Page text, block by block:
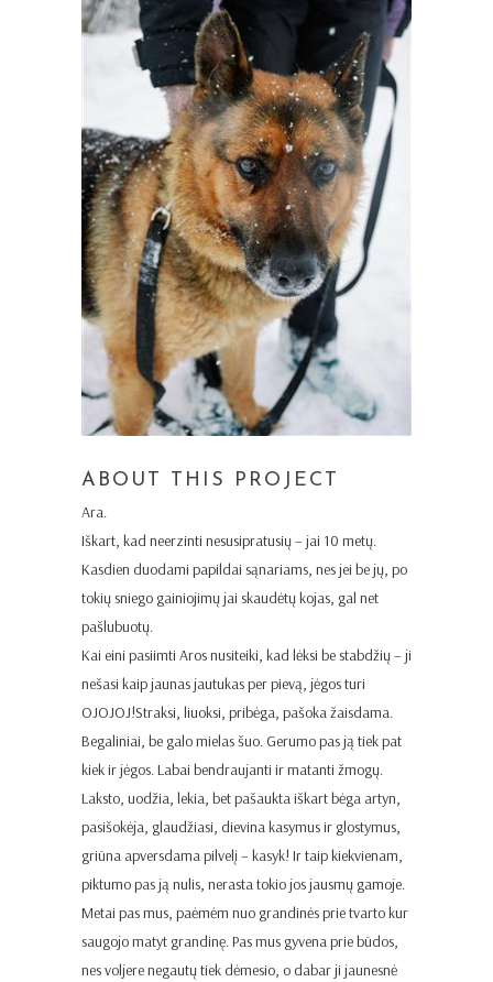
ABOUT THIS PROJECT
Ara.
Iškart, kad neerzinti nesusipratusių – jai 10 metų.
Kasdien duodami papildai sąnariams, nes jei be jų, po
tokių sniego gainiojimų jai skaudėtų kojas, gal net
pašlubuotų.
Kai eini pasiimti Aros nusiteiki, kad lėksi be stabdžių – ji
nešasi kaip jaunas jautukas per pievą, jėgos turi
OJOJOJ!Straksi, liuoksi, pribėga, pašoka žaisdama.
Begaliniai, be galo mielas šuo. Gerumo pas ją tiek pat
kiek ir jėgos. Labai bendraujanti ir matanti žmogų.
Laksto, uodžia, lekia, bet pašaukta iškart bėga artyn,
pasišokėja, glaudžiasi, dievina kasymus ir glostymus,
griūna apversdama pilvelį – kasyk! Ir taip kiekvienam,
piktumo pas ją nulis, nerasta tokio jos jausmų gamoje.
Metai pas mus, paėmėm nuo grandinės prie tvarto kur
saugojo matyt grandinę. Pas mus gyvena prie būdos,
nes voljere negautų tiek dėmesio, o dabar ji jaunesnė